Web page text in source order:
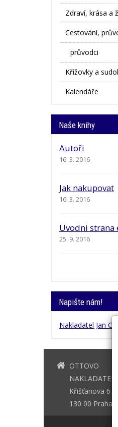
Zdraví, krása a
Cestování,
průvodci
Křížovky a
Kalendáře
Naše knihy
Autoři
16. 3. 2016
Jak nakupovat
16. 3. 2016
Uvodni strana
25. 9. 2016
Napište nám!
Nakladatel Jan Otto
OTTOVO
Křišťanova
130 00 Praha